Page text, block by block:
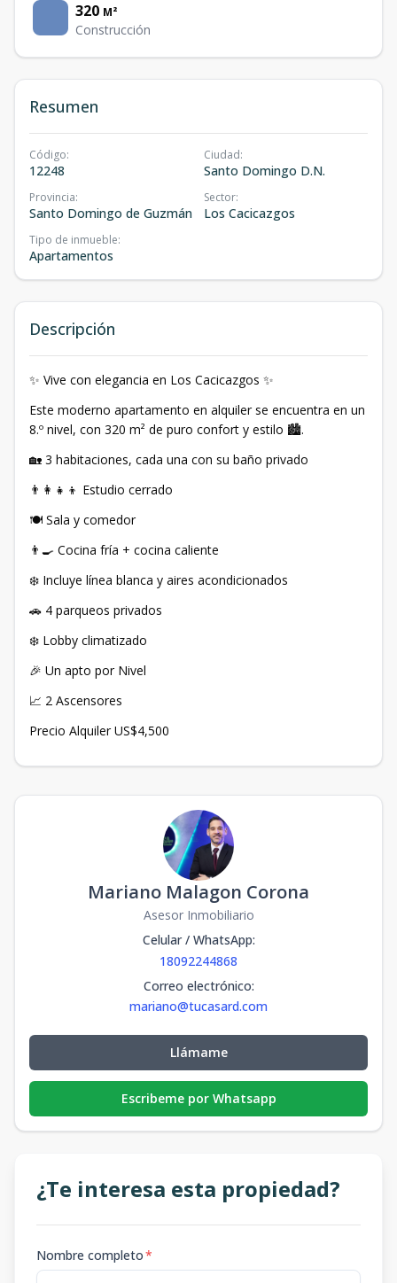
320 M²
Construcción
Resumen
Código:
12248
Ciudad:
Santo Domingo D.N.
Provincia:
Santo Domingo de Guzmán
Sector:
Los Cacicazgos
Tipo de inmueble:
Apartamentos
Descripción
✨ Vive con elegancia en Los Cacicazgos ✨
Este moderno apartamento en alquiler se encuentra en un
8.º nivel, con 320 m² de puro confort y estilo 🏙️.
🏡 3 habitaciones, cada una con su baño privado
👨‍👩‍👧‍👦 Estudio cerrado
🍽️ Sala y comedor
👨‍🍳 Cocina fría + cocina caliente
❄️ Incluye línea blanca y aires acondicionados
🚗 4 parqueos privados
❄️ Lobby climatizado
🎉 Un apto por Nivel
📈 2 Ascensores
Precio Alquiler US$4,500
Mariano Malagon Corona
Asesor Inmobiliario
Celular / WhatsApp:
18092244868
Correo electrónico:
mariano@tucasard.com
Llámame
Escribeme por Whatsapp
¿Te interesa esta propiedad?
Nombre completo*